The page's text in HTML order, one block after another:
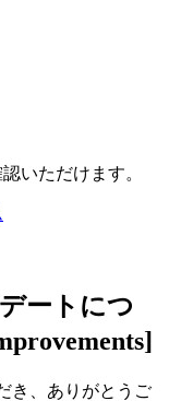
いただけます。
ートにつ
き、ありがとうご